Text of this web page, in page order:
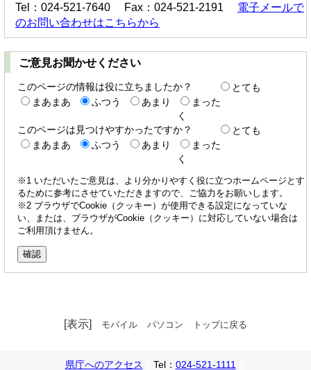
Tel：024-521-7640 Fax：024-521-2191 電子メールで
のお問い合わせはこちらから
ご意見お聞かせください
このページの情報は役に立ちましたか？
とても
まあまあ
ふつう あまり
まった
く
このページは見つけやすかったですか？
とても
まあまあ
ふつう あまり
まった
く
※1 いただいたご意見は、より分かりやすく役に立つホームページとす
るために参考にさせていただきますので、ご協力をお願いします。
※2 ブラウザでCookie（クッキー）が使用できる設定になっていな
い、または、ブラウザがCookie（クッキー）に対応していない場合は
ご利用頂けません。
[表示] モバイル パソコン トップに戻る
県庁へのアクセス Tel： 024-521-1111